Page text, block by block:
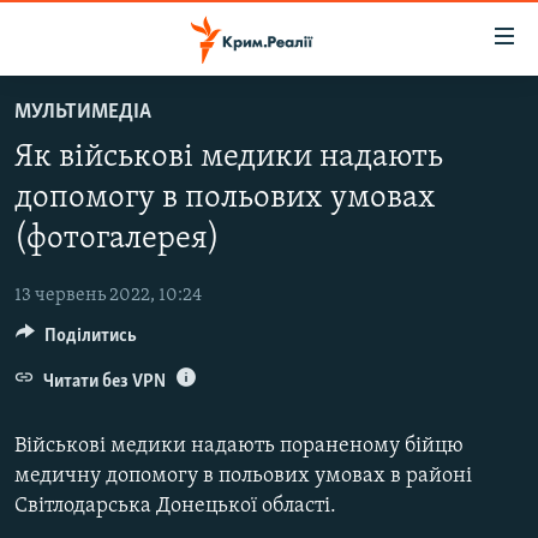
до
основного
матеріалу
Перейти
до
навігації
Перейти
ВОДА.КРИМ
ВІДЕО ТА ФОТО
ПОЛІТИКА
БЛОГИ
ПОГЛЯД
ІНТЕРВ'Ю
СПЕЦПРОЕКТИ
ДЕПОРТАЦІЯ
ЯК ОБІЙТИ БЛОКУВАННЯ
МУЛЬТИМЕДІА
Як військові медики надають
допомогу в польових умовах
(фотогалерея)
13 червень 2022, 10:24
Військові медики надають пораненому бійцю
медичну допомогу в польових умовах в районі
Світлодарська Донецької області.
Поділитись
Читати без VPN